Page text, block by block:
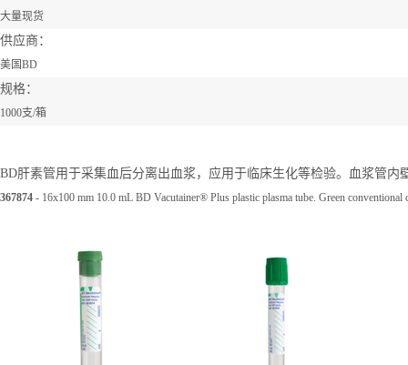
大量现货
供应商：
美国BD
规格：
1000支/箱
BD肝素管用于采集血后分离出血浆，应用于临床生化等检验。血浆管
367874 - 16x100 mm 10.0 mL BD Vacutainer® Plus plastic plasma tube. Green